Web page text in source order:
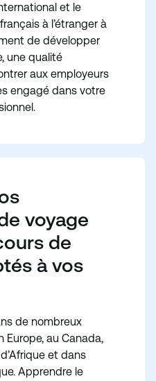
et le
à l’étranger à
de développer
une qualité
aux employeurs
engagé dans votre
voyage
de
à vos
de nombreux
au Canada,
et dans
Apprendre le